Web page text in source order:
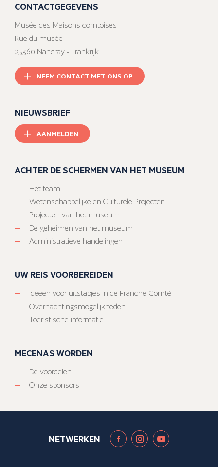
CONTACTGEGEVENS
Musée des Maisons comtoises
Rue du musée
25360 Nancray - Frankrijk
NEEM CONTACT MET ONS OP
NIEUWSBRIEF
AANMELDEN
ACHTER DE SCHERMEN VAN HET MUSEUM
Het team
Wetenschappelijke en Culturele Projecten
Projecten van het museum
De geheimen van het museum
Administratieve handelingen
UW REIS VOORBEREIDEN
Ideeën voor uitstapjes in de Franche-Comté
Overnachtingsmogelijkheden
Toeristische informatie
MECENAS WORDEN
De voordelen
Onze sponsors
NETWERKEN